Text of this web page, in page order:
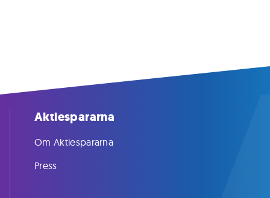
Aktiespararna
Om Aktiespararna
Press